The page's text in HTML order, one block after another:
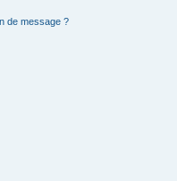
de message ?